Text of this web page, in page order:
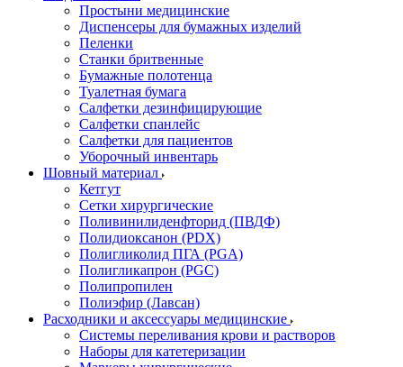
Простыни медицинские
Диспенсеры для бумажных изделий
Пеленки
Станки бритвенные
Бумажные полотенца
Туалетная бумага
Салфетки дезинфицирующие
Салфетки спанлейс
Салфетки для пациентов
Уборочный инвентарь
Шовный материал
Кетгут
Сетки хирургические
Поливинилиденфторид (ПВДФ)
Полидиоксанон (PDX)
Полигликолид ПГА (PGA)
Полигликапрон (PGC)
Полипропилен
Полиэфир (Лавсан)
Расходники и аксессуары медицинские
Системы переливания крови и растворов
Наборы для катетеризации